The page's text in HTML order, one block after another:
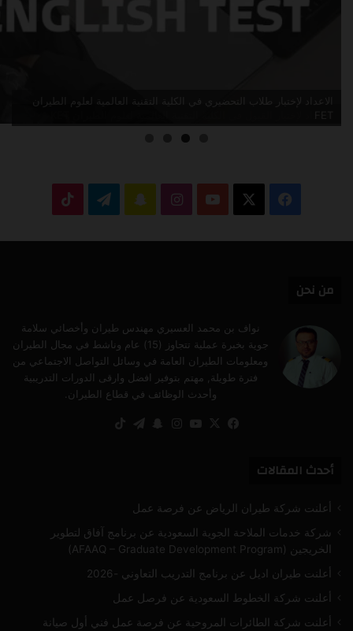
فيسبوك ‫YouTubeانستقرامسناب تيلقرام
من نحن
نواف بن محمد العسيري مهندس طيران وأخصائي سلامة
جوية بخبرة عملية تتجاوز (15) عام وناشط في مجال الطيران
ومعلومات الطيران العامة في وسائل التواصل الاجتماعي من
فترة طويلة, مهتم بتوفير افضل وارقى الدورات التدريبية
وأحدث الوظائف في قطاع الطيران.
فيسبوك
‫X
‫YouTube
انستقرام
سنابتيلقرام
أحدث المقالات
أعلنت شركة طيران الرياض عن فرصة عمل
شركة خدمات الملاحة الجوية السعودية عن برنامج آفاق لتطوير
الخريجين (AFAAQ – Graduate Development Program)
أعلنت طيران اديل عن برنامج التدريب التعاوني -2026
أعلنت شركة الخطوط السعودية عن فرصل عمل
أعلنت شركة الطائرات المروحية عن فرصة عمل فني أول صيانة